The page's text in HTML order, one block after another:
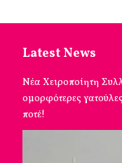
Latest News
Νέα Χειροποίητη
ομορφότερες
ποτέ!